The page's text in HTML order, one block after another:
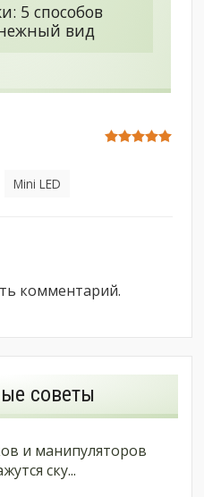
5 способов
вид
Mini LED
комментарий.
советы
и манипуляторов
ску...